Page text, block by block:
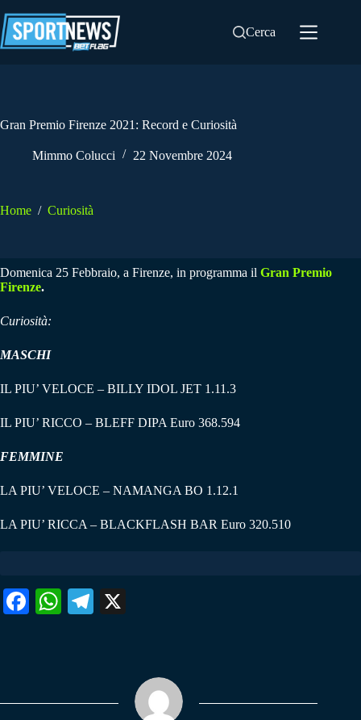
al
contenuto
Cerca
Gran Premio Firenze 2021: Record e Curiosità
Mimmo Colucci 22 Novembre 2024
Home / Curiosità
Domenica 25 Febbraio, a Firenze, in programma il Gran Premio
Firenze.
Curiosità:
MASCHI
IL PIU’ VELOCE – BILLY IDOL JET 1.11.3
IL PIU’ RICCO – BLEFF DIPA Euro 368.594
FEMMINE
LA PIU’ VELOCE – NAMANGA BO 1.12.1
LA PIU’ RICCA – BLACKFLASH BAR Euro 320.510
Fa W
pp
Te
m